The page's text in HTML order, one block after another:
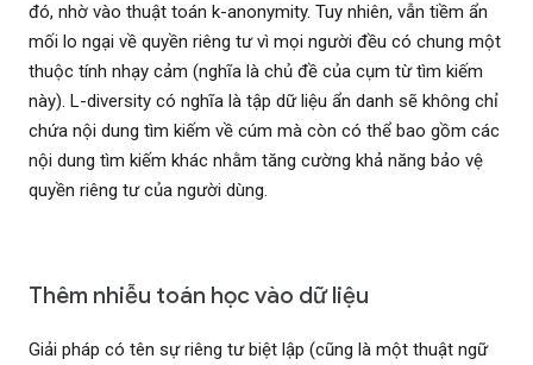
đó, nhờ vào thuật toán k-anonymity. Tuy nhiên, vẫn tiềm ẩn
mối lo ngại về quyền riêng tư vì mọi người đều có chung một
thuộc tính nhạy cảm (nghĩa là chủ đề của cụm từ tìm kiếm
này). L-diversity có nghĩa là tập dữ liệu ẩn danh sẽ không chỉ
chứa nội dung tìm kiếm về cúm mà còn có thể bao gồm các
nội dung tìm kiếm khác nhằm tăng cường khả năng bảo vệ
quyền riêng tư của người dùng.
Thêm nhiễu toán học vào dữ liệu
Giải pháp có tên sự riêng tư biệt lập (cũng là một thuật ngữ